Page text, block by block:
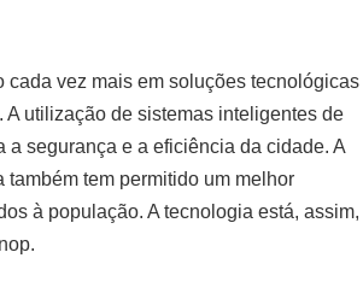
cada vez mais em soluções tecnológicas
utilização de sistemas inteligentes de
segurança e a eficiência da cidade. A
tem permitido um melhor
à população. A tecnologia está, assim,